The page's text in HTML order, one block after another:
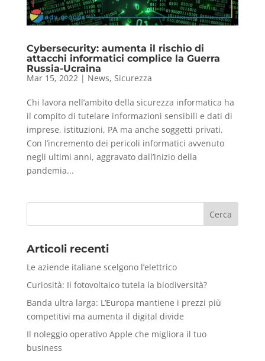
Cybersecurity: aumenta il rischio di
attacchi informatici complice la Guerra
Russia-Ucraina
Mar 15, 2022| News, Sicurezza
Chi lavora nell’ambito della sicurezza informatica ha
il compito di tutelare informazioni sensibili e dati di
imprese, istituzioni, PA ma anche soggetti privati.
Con l’incremento dei pericoli informatici avvenuto
negli ultimi anni, aggravato dall’inizio della
pandemia...
Articoli recenti
Le aziende italiane scelgono l’elettrico
Curiosità: Il fotovoltaico tutela la biodiversità?
Banda ultra larga: L’Europa mantiene i prezzi più
competitivi ma aumenta il digital divide
Il noleggio operativo Apple che migliora il tuo
business